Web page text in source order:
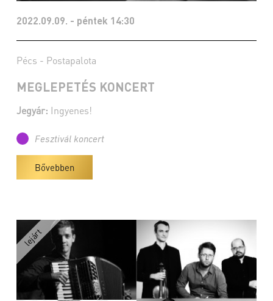
2022.09.09. - péntek 14:30
Pécs - Postapalota
MEGLEPETÉS KONCERT
Jegyár: Ingyenes!
Fesztivál koncert
Bővebben